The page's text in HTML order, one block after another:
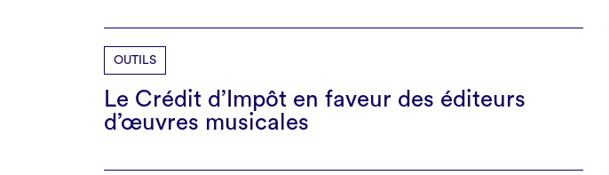
OUTILS
Le Crédit d’Impôt en faveur des éditeurs
d’œuvres musicales